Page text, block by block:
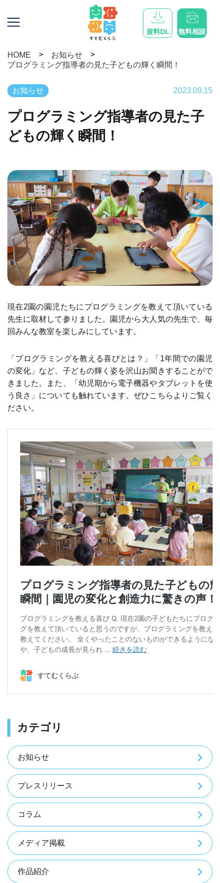
カリキュラム
導入事例
お知らせ
プライバシーポリシー
資料DL 無料相談
HOME > お知らせ >
プログラミング指導者の見た子どもの輝く瞬間！
お知らせ 2023.09.15
プログラミング指導者の見た子
どもの輝く瞬間！
現在2園の園児たちにプログラミングを教えて頂いている
先生に取材して参りました。園児から大人気の先生で、毎
回みんな教室を楽しみにしています。
「プログラミングを教える喜びとは？」「1年間での園児
の変化」など、子どもの輝く姿を沢山お聞きすることがで
きました。また、「幼児期から電子機器やタブレットを使
う良さ」についても触れています。ぜひこちらよりご覧く
ださい。
カテゴリ
お知らせ
プレスリリース
コラム
メディア掲載
作品紹介